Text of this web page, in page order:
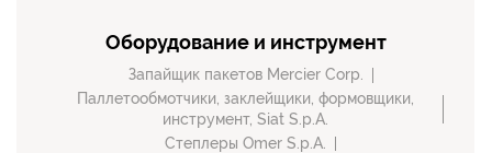
Оборудование и инструмент
Запайщик пакетов Mercier Corp.
Паллетообмотчики, заклейщики, формовщики,
инструмент, Siat S.p.A.
Степлеры Omer S.p.A.